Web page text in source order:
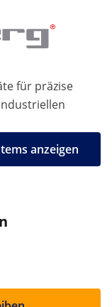
für präzise
anzeigen